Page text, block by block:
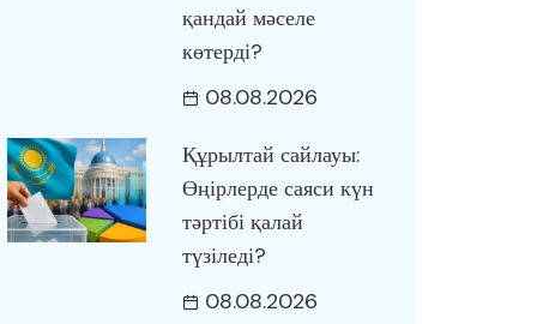
қандай мәселе
көтерді?
08.08.2026
Құрылтай сайлауы:
Өңірлерде саяси күн
тәртібі қалай
түзіледі?
08.08.2026